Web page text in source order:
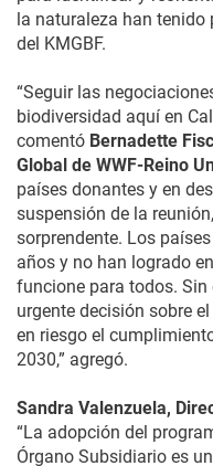
la naturaleza han tenido
del KMGBF.
“Seguir las
biodiversidad aquí en
comentó Bernadette
Global de WWF-Reino
países donantes y en
suspensión de la
sorprendente. Los
años y no han logrado
funcione para todos.
urgente decisión sobre
en riesgo el
2030,” agregó.
Sandra Valenzuela,
“La adopción del
Órgano Subsidiario es